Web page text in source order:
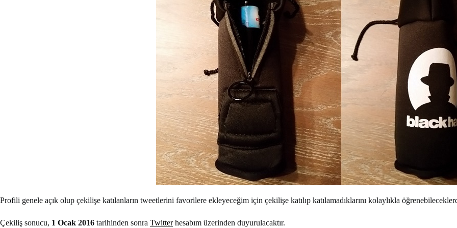
Profili genele açık olup çekilişe katılanların tweetlerini favorilere ekleyeceğim için çekilişe katılıp katılamadıklarını kolaylıkla
Çekiliş sonucu, 1 Ocak 2016 tarihinden sonra Twitterhesabım üzerinden duyurulacaktır.